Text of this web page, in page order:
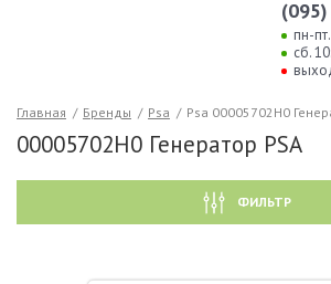
пн-
сб.
Главная / Бренды / Psa / Psa 00005702H0
00005702H0 Генератор PSA
ФИЛЬТР